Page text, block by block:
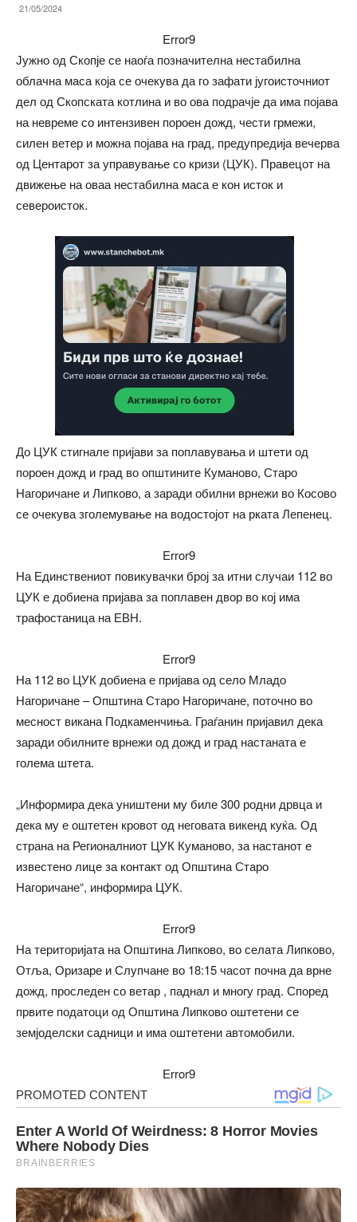
21/05/2024
Error9
Јужно од Скопје се наоѓа позначителна нестабилна
облачна маса која се очекува да го зафати југоисточниот
дел од Скопската котлина и во ова подрачје да има појава
на невреме со интензивен пороен дожд, чести грмежи,
силен ветер и можна појава на град, предупредија вечерва
од Центарот за управување со кризи (ЦУК). Правецот на
движење на оваа нестабилна маса е кон исток и
североисток.
До ЦУК стигнале пријави за поплавувања и штети од
пороен дожд и град во општините Куманово, Старо
Нагоричане и Липково, а заради обилни врнежи во Косово
се очекува зголемување на водостојот на рката Лепенец.
Error9
На Единствениот повикувачки број за итни случаи 112 во
ЦУК е добиена пријава за поплавен двор во кој има
трафостаница на ЕВН.
Error9
На 112 во ЦУК добиена е пријава од село Младо
Нагоричане – Општина Старо Нагоричане, поточно во
месност викана Подкаменчиња. Граѓанин пријавил дека
заради обилните врнежи од дожд и град настаната е
голема штета.
„Информира дека уништени му биле 300 родни дрвца и
дека му е оштетен кровот од неговата викенд куќа. Од
страна на Регионалниот ЦУК Куманово, за настанот е
известено лице за контакт од Општина Старо
Нагоричане“, информира ЦУК.
Error9
На територијата на Општина Липково, во селата Липково,
Отља, Оризаре и Слупчане во 18:15 часот почна да врне
дожд, проследен со ветар , паднал и многу град. Според
првите податоци од Општина Липково оштетени се
земјоделски садници и има оштетени автомобили.
Error9